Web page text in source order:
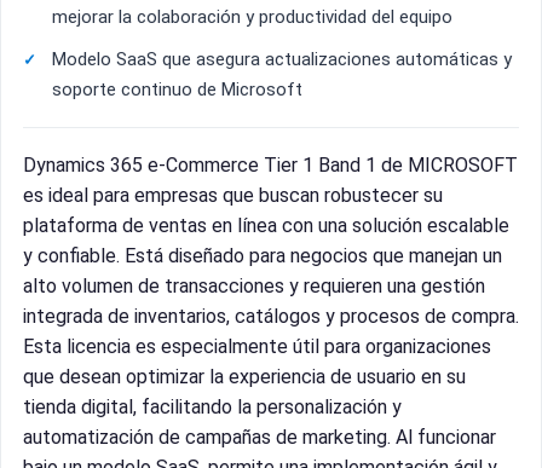
mejorar la colaboración y productividad del equipo
Modelo SaaS que asegura actualizaciones automáticas y
soporte continuo de Microsoft
Dynamics 365 e-Commerce Tier 1 Band 1 de MICROSOFT
es ideal para empresas que buscan robustecer su
plataforma de ventas en línea con una solución escalable
y confiable. Está diseñado para negocios que manejan un
alto volumen de transacciones y requieren una gestión
integrada de inventarios, catálogos y procesos de compra.
Esta licencia es especialmente útil para organizaciones
que desean optimizar la experiencia de usuario en su
tienda digital, facilitando la personalización y
automatización de campañas de marketing. Al funcionar